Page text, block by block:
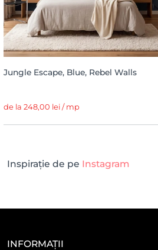
Jungle Escape, Blue, Rebel Walls
de la 248,00 lei / mp
Inspirație de pe Instagram
INFORMAȚII